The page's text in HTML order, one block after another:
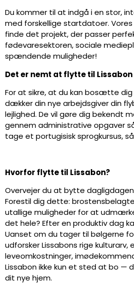
Du kommer til at indgå i en stor,
med forskellige startdatoer.
finde det projekt, der passer
fødevaresektoren, sociale
spændende muligheder!
Det er nemt at flytte til Lissabon
For at sikre, at du kan bosætte
dækker din nye arbejdsgiver din
lejlighed. De vil gøre dig bekendt
gennem administrative opgaver
tage et portugisisk sprogkursus,
Hvorfor flytte til Lissabon?
Overvejer du at bytte dagligdagen
Forestil dig dette:
utallige muligheder for at
det hele? Efter en produktiv dag
Uanset om du tager til bølgerne
udforsker Lissabons rige
leveomkostninger,
Lissabon ikke kun et sted at bo —
dit nye hjem.